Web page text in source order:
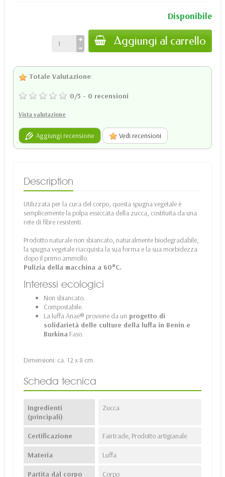
Disponibile
Aggiungi al carrello
Totale Valutazione:
0/5 - 0 recensioni
Vista valutazione
Aggiungi recensione Vedi recensioni
Description
Utilizzata per la cura del corpo, questa spugna vegetale è
semplicemente la polpa essiccata della zucca, costituita da una
rete di fibre resistenti.
Prodotto naturale non sbiancato, naturalmente biodegradabile,
la spugna vegetale riacquista la sua forma e la sua morbidezza
dopo il primo ammollo.
Pulizia della macchina a 60°C.
Interessi ecologici
Non sbiancato.
Compostabile.
La luffa Anaé® proviene da un progetto di
solidarietà delle culture della luffa in Benin e
Burkina Faso.
Dimensioni: ca. 12 x 8 cm.
Scheda tecnica
Ingredienti
(principali)
Zucca
Certificazione Fairtrade, Prodotto artigianale
Materia Luffa
Partita dal corpo Corpo